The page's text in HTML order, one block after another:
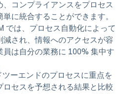
、コンプライアンスをプロセス
に統合することができます。
では、プロセス自動化によって
減され、情報へのアクセスが容
員は自分の業務に 100% 集中す
ツーエンドのプロセスに重点を
ロセスを予想される結果と比較